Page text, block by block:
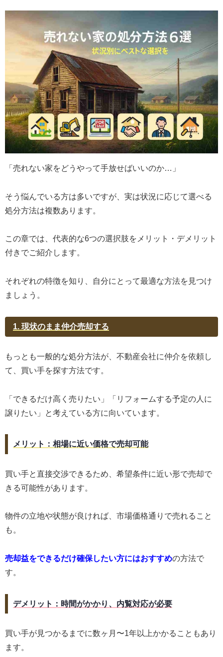
「売れない家をどうやって手放せばいいのか…」
そう悩んでいる方は多いですが、実は状況に応じて選べる
処分方法は複数あります。
この章では、代表的な6つの選択肢をメリット・デメリット
付きでご紹介します。
それぞれの特徴を知り、自分にとって最適な方法を見つけ
ましょう。
1. 現状のまま仲介売却する
もっとも一般的な処分方法が、不動産会社に仲介を依頼し
て、買い手を探す方法です。
「できるだけ高く売りたい」「リフォームする予定の人に
譲りたい」と考えている方に向いています。
メリット：相場に近い価格で売却可能
買い手と直接交渉できるため、希望条件に近い形で売却で
きる可能性があります。
物件の立地や状態が良ければ、市場価格通りで売れること
も。
売却益をできるだけ確保したい方にはおすすめの方法で
す。
デメリット：時間がかかり、内覧対応が必要
買い手が見つかるまでに数ヶ月〜1年以上かかることもあり
ます。